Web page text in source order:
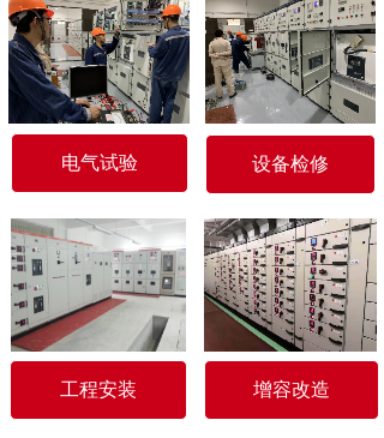
电气试验 设备检修
增容改造
工程安装